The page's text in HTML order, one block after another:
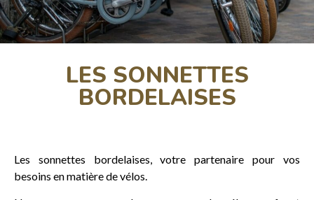
LES SONNETTES
BORDELAISES
Les sonnettes bordelaises, votre partenaire pour vos
besoins en matière de vélos.